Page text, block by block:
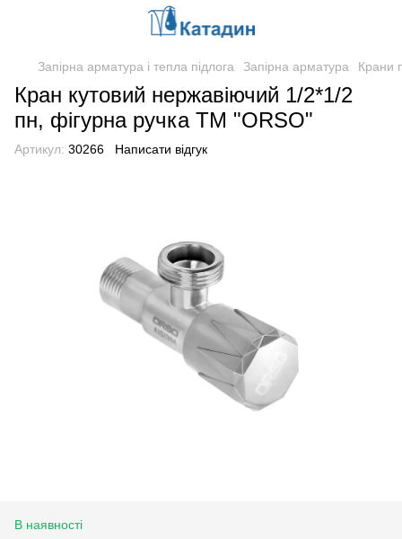
Запірна арматура і тепла підлога Запірна арматура Крани
Кран кутовий нержавіючий 1/2*1/2
пн, фігурна ручка ТМ "ORSO"
Артикул: 30266 Написати відгук
В наявності